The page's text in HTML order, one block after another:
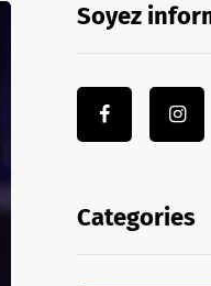
Soyez
Categories